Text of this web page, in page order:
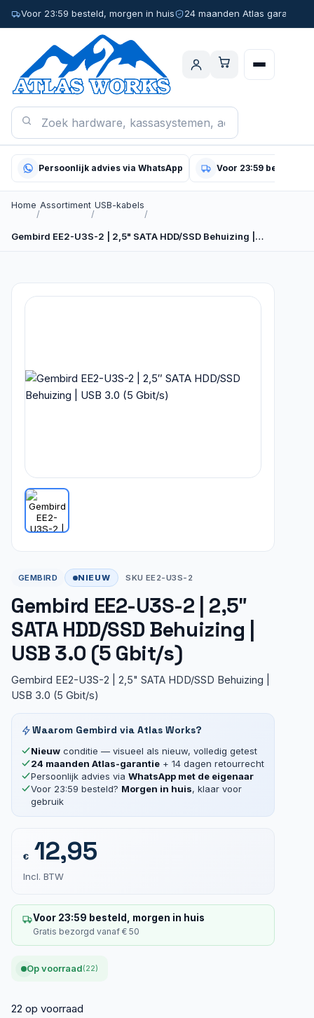
Voor 23:59 besteld, morgen in huis 24 maanden Atlas garantie
Persoonlijk advies via WhatsApp Voor 23:59 besteld,
Home
/
Assortiment
/
USB-kabels
/
Gembird EE2-U3S-2 | 2,5" SATA HDD/SSD Behuizing |…
GEMBIRD NIEUW SKU EE2-U3S-2
Gembird EE2-U3S-2 | 2,5″
SATA HDD/SSD Behuizing |
USB 3.0 (5 Gbit/s)
Gembird EE2-U3S-2 | 2,5" SATA HDD/SSD Behuizing |
USB 3.0 (5 Gbit/s)
Waarom Gembird via Atlas Works?
Nieuw conditie — visueel als nieuw, volledig getest
24 maanden Atlas-garantie + 14 dagen retourrecht
Persoonlijk advies via WhatsApp met de eigenaar
Voor 23:59 besteld? Morgen in huis, klaar voor
gebruik
€12,95
Incl. BTW
Voor 23:59 besteld, morgen in huis
Gratis bezorgd vanaf € 50
Op voorraad(22)
22 op voorraad